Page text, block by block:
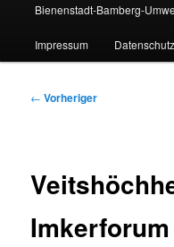
Bienenstadt-Bamberg-
Impressum Datenschutz
Beitragsnavigation
← Vorheriger